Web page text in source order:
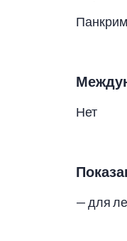
Нет
— для